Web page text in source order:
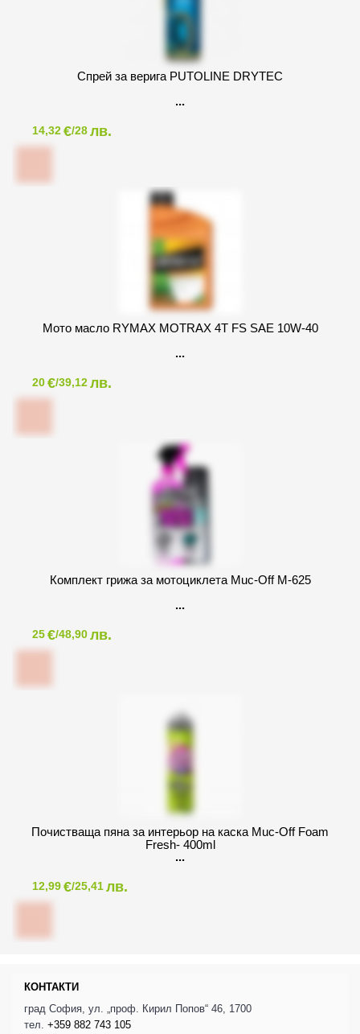
Спрей за верига PUTOLINE DRYTEC
14,32€/28лв.
Мото масло RYMAX MOTRAX 4T FS SAE 10W-40
20€/39,12лв.
Комплект грижа за мотоциклета Muc-Off M-625
25€/48,90лв.
Почистваща пяна за интeрьор на каска Muc-Off Foam
Fresh- 400ml
12,99€/25,41лв.
КОНТАКТИ
град София, ул. „проф. Кирил Попов“ 46, 1700
тел. +359 882 743 105